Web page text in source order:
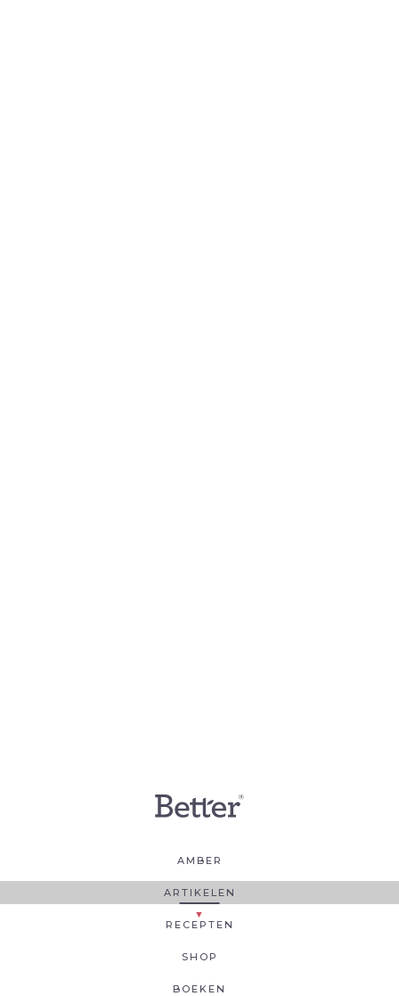
AMBER
ARTIKELEN
RECEPTEN
SHOP
BOEKEN